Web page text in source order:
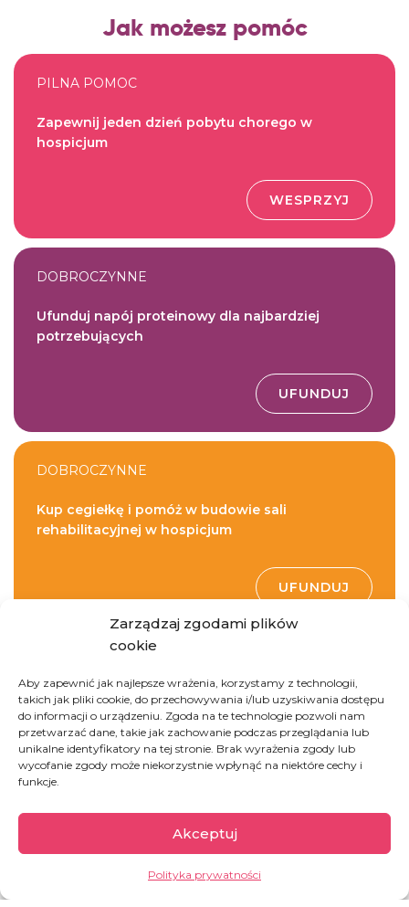
Zarządzaj zgodami plików
cookie
Aby zapewnić jak najlepsze wrażenia, korzystamy z technologii,
takich jak pliki cookie, do przechowywania i/lub uzyskiwania dostępu
do informacji o urządzeniu. Zgoda na te technologie pozwoli nam
przetwarzać dane, takie jak zachowanie podczas przeglądania lub
unikalne identyfikatory na tej stronie. Brak wyrażenia zgody lub
wycofanie zgody może niekorzystnie wpłynąć na niektóre cechy i
funkcje.
Akceptuj
Polityka prywatności
Rwanda
Rwanda to jeden z najmniejszych krajów na
kontynencie afrykańskim, a przy tym najgęściej
zaludniony. Na 1 km przypada ok.
Jak możesz pomóc
PILNA POMOC
Zapewnij jeden dzień pobytu chorego w
hospicjum
WESPRZYJ
DOBROCZYNNE
Ufunduj napój proteinowy dla najbardziej
potrzebujących
UFUNDUJ
DOBROCZYNNE
Kup cegiełkę i pomóż w budowie sali
rehabilitacyjnej w hospicjum
UFUNDUJ